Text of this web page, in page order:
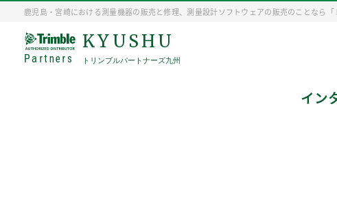
鹿児島・宮崎における測量機器の販売と修理、測量設計ソフトウェアの販売のことなら「
Partners
KYUSHU
トリンブルパートナーズ九州
イン